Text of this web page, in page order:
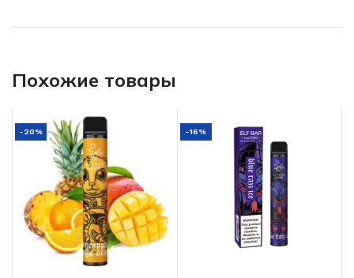
Похожие товары
-20% -16%